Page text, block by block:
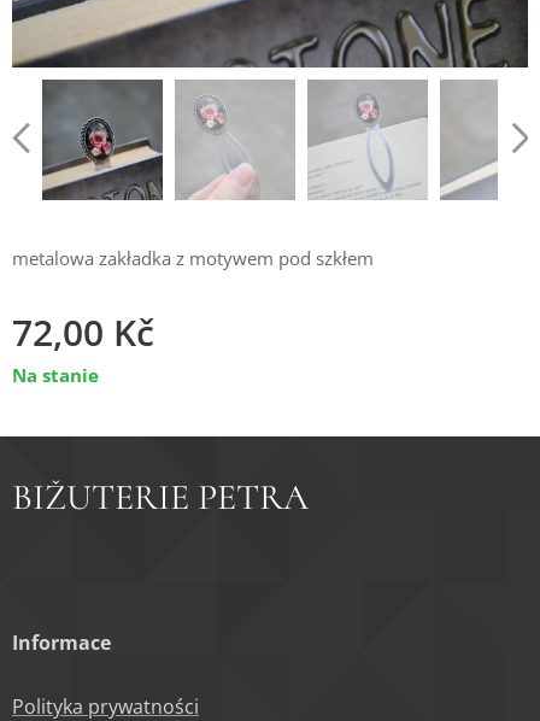
metalowa zakładka z motywem pod szkłem
72,00 Kč
Na stanie
BIŽUTERIE PETRA
Informace
Polityka prywatności